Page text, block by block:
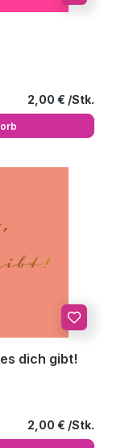
Regulärer
2,00 €
dich gibt!
Regulärer
2,00 €